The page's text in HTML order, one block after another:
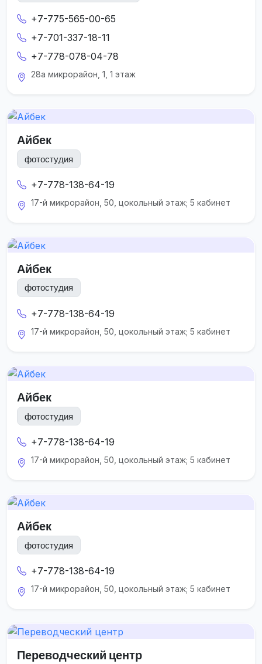
+7-775-565-00-65
+7-701-337-18-11
+7-778-078-04-78
28а микрорайон, 1, 1 этаж
Айбек
фотостудия
+7-778-138-64-19
17-й микрорайон, 50, цокольный этаж; 5 кабинет
Айбек
фотостудия
+7-778-138-64-19
17-й микрорайон, 50, цокольный этаж; 5 кабинет
Айбек
фотостудия
+7-778-138-64-19
17-й микрорайон, 50, цокольный этаж; 5 кабинет
Айбек
фотостудия
+7-778-138-64-19
17-й микрорайон, 50, цокольный этаж; 5 кабинет
Переводческий центр